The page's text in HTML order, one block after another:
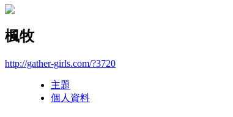
楓牧
http://gather-girls.com/?3720
主題
個人資料